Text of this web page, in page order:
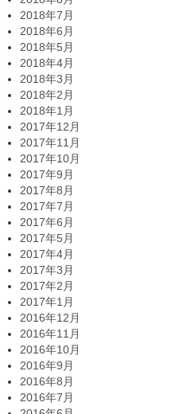
2018年7月
2018年6月
2018年5月
2018年4月
2018年3月
2018年2月
2018年1月
2017年12月
2017年11月
2017年10月
2017年9月
2017年8月
2017年7月
2017年6月
2017年5月
2017年4月
2017年3月
2017年2月
2017年1月
2016年12月
2016年11月
2016年10月
2016年9月
2016年8月
2016年7月